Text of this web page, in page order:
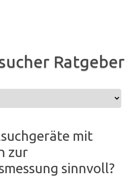
Ratgeber
mit
zur
sinnvoll?